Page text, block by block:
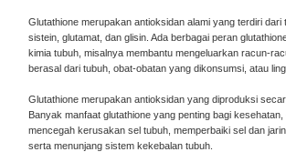
Glutathione merupakan antioksidan alami yang terdiri dari
sistein, glutamat, dan glisin. Ada berbagai peran
kimia tubuh, misalnya membantu mengeluarkan racun-
berasal dari tubuh, obat-obatan yang dikonsumsi, atau
Glutathione merupakan antioksidan yang diproduksi
Banyak manfaat glutathione yang penting bagi
mencegah kerusakan sel tubuh, memperbaiki sel dan
serta menunjang sistem kekebalan tubuh.